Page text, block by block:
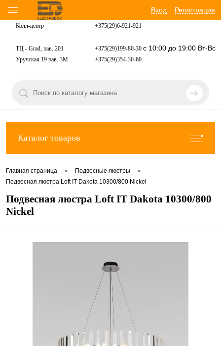
Вход Регистрация
Колл-центр +375(29)6-921-921
ТЦ - Grad, пав. 201 +375(29)199-80-30 с 10:00 до 19:00 Вт-Вс
Уручская 19 пав. 3М +375(29)354-30-60
Каталог товаров
Главная страница • Подвесные люстры •
Подвесная люстра Loft IT Dakota 10300/800 Nickel
Подвесная люстра Loft IT Dakota 10300/800
Nickel